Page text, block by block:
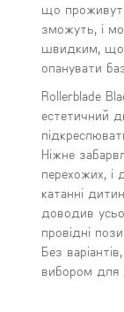
що
зможуть, і
швидким, що
опанувати
Rollerblade
естетичний
Ніжне
перехожих, і
катанні
доводив
провідні
Без
вибором для